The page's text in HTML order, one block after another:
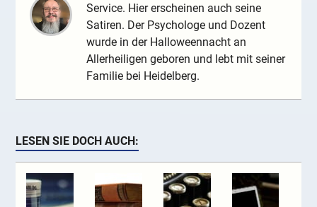
Service. Hier erscheinen auch seine
Satiren. Der Psychologe und Dozent
wurde in der Halloweennacht an
Allerheiligen geboren und lebt mit seiner
Familie bei Heidelberg.
LESEN SIE DOCH AUCH: